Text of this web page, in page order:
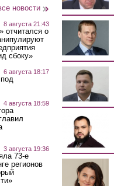
новости
8 августа 21:43
отчитался о
сбоку»
6 августа 18:17
4 августа 18:59
3 августа 19:36
73-е
регионов